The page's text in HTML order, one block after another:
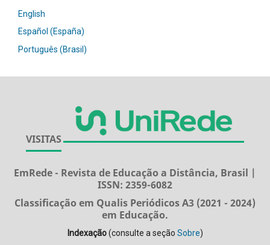
English
Español (España)
Português (Brasil)
VISITAS
EmRede - Revista de Educação a Distância, Brasil |
ISSN: 2359-6082
Classificação em Qualis Periódicos A3 (2021 - 2024)
em Educação.
Indexação(consulte a seção Sobre)